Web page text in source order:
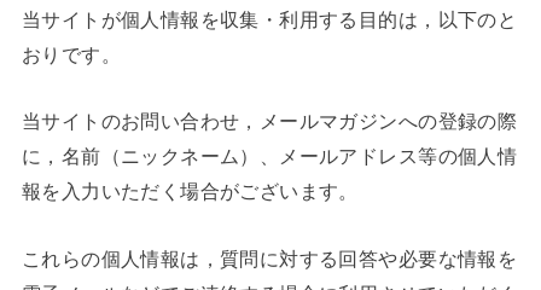
当サイトが個人情報を収集・利用する目的は，以下のと
おりです。
当サイトのお問い合わせ，メールマガジンへの登録の際
に，名前（ニックネーム）、メールアドレス等の個人情
報を入力いただく場合がございます。
これらの個人情報は，質問に対する回答や必要な情報を